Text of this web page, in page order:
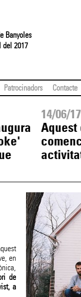
Banyoles
del 2017
Patrocinadors Contacte
14/06/17
Aquest
en
de
a